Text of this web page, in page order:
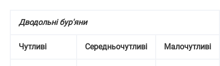
Дводольні бур'яни
Чутливі Середньочутливі Малочутливі